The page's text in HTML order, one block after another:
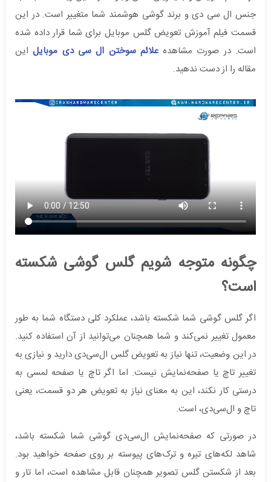
جنس ال سی دی و برند گوشی هوشمند شما متغییر است. در این
قسمت فیلم آموزش تعویض گلس موبایل برای شما قرار داده شده
است. در صورت مشاهدهعلائم سوختن ال سی دی موبایلاین
مقاله را از دست ندهید.
چگونه متوجه شویم گلس گوشی شکسته
است؟
اگر گلس گوشی شما شکسته باشد، عملکرد کلی دستگاه شما به طور
معمول تغییر نمی‌کند و شما همچنان می‌توانید از آن استفاده کنید.
در این وضعیت، تنها نیاز به تعویض گلس ال‌سی‌دی دارید و نیازی به
تغییر تاچ یا صفحه‌نمایش نیست. اما اگر تاچ یا صفحه لمسی به
درستی کار نکند، این به معنای نیاز به تعویض هر دو قسمت، یعنی
تاچ و ال‌سی‌دی، است.
در صورتی که صفحه‌نمایش ال‌سی‌دی گوشی شما شکسته باشد،
شاهد لکه‌های تیره و ترک‌های پیوسته بر روی صفحه خواهید بود.
بعد از شکستن گلس تصویر همچنان قابل مشاهده است، اما تار و